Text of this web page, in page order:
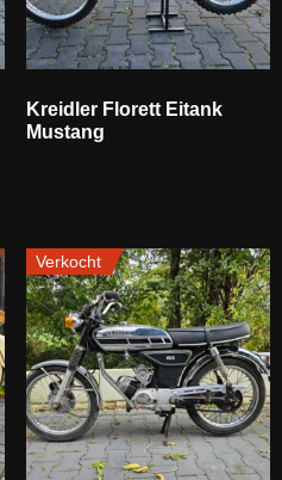
Kreidler Florett Eitank
Mustang
Verkocht